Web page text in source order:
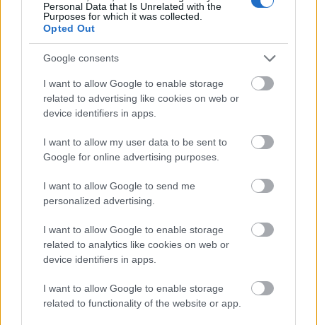
Personal Data that Is Unrelated with the
Purposes for which it was collected.
Opted Out
Google consents
I want to allow Google to enable storage
related to advertising like cookies on web or
device identifiers in apps.
I want to allow my user data to be sent to
Google for online advertising purposes.
I want to allow Google to send me
personalized advertising.
I want to allow Google to enable storage
related to analytics like cookies on web or
device identifiers in apps.
I want to allow Google to enable storage
related to functionality of the website or app.
Nagy igazolás - Sokszoros bajnok érkezik a
egészségügyi intézményekben?